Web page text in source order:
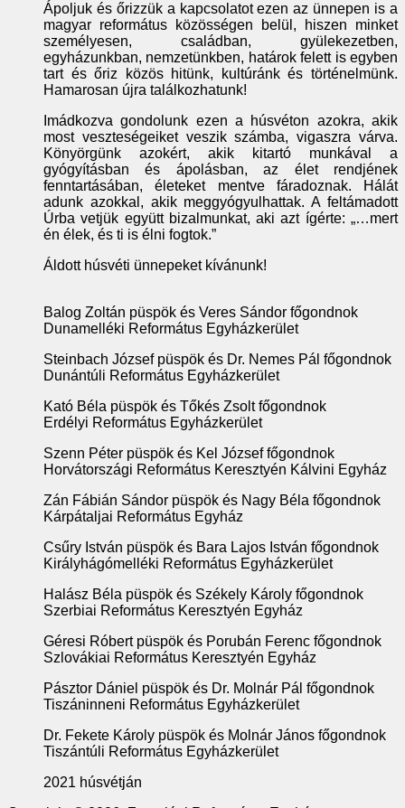
Ápoljuk és őrizzük a kapcsolatot ezen az ünnepen is a
magyar református közösségen belül, hiszen minket
személyesen, családban, gyülekezetben,
egyházunkban, nemzetünkben, határok felett is egyben
tart és őriz közös hitünk, kultúránk és történelmünk.
Hamarosan újra találkozhatunk!
Imádkozva gondolunk ezen a húsvéton azokra, akik
most veszteségeiket veszik számba, vigaszra várva.
Könyörgünk azokért, akik kitartó munkával a
gyógyításban és ápolásban, az élet rendjének
fenntartásában, életeket mentve fáradoznak. Hálát
adunk azokkal, akik meggyógyulhattak. A feltámadott
Úrba vetjük együtt bizalmunkat, aki azt ígérte: „…mert
én élek, és ti is élni fogtok.”
Áldott húsvéti ünnepeket kívánunk!
Balog Zoltán püspök és Veres Sándor főgondnok
Dunamelléki Református Egyházkerület
Steinbach József püspök és Dr. Nemes Pál főgondnok
Dunántúli Református Egyházkerület
Kató Béla püspök és Tőkés Zsolt főgondnok
Erdélyi Református Egyházkerület
Szenn Péter püspök és Kel József főgondnok
Horvátországi Református Keresztyén Kálvini Egyház
Zán Fábián Sándor püspök és Nagy Béla főgondnok
Kárpátaljai Református Egyház
Csűry István püspök és Bara Lajos István főgondnok
Királyhágómelléki Református Egyházkerület
Halász Béla püspök és Székely Károly főgondnok
Szerbiai Református Keresztyén Egyház
Géresi Róbert püspök és Porubán Ferenc főgondnok
Szlovákiai Református Keresztyén Egyház
Pásztor Dániel püspök és Dr. Molnár Pál főgondnok
Tiszáninneni Református Egyházkerület
Dr. Fekete Károly püspök és Molnár János főgondnok
Tiszántúli Református Egyházkerület
2021 húsvétján